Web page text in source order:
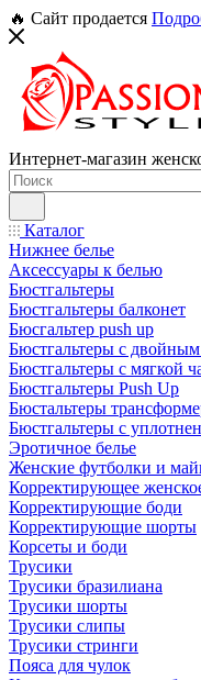
🔥 Сайт продается
Интернет-магазин
Каталог
Нижнее белье
Аксессуары к белью
Бюстгальтеры
Бюстгальтеры балконет
Бюсгальтер push up
Бюстгальтеры с
Бюстгальтеры с мягкой
Бюстгальтеры Push Up
Бюстальтеры
Бюстгальтеры с
Эротичное белье
Женские футболки и
Корректирующее
Корректирующие боди
Корректирующие шорты
Корсеты и боди
Трусики
Трусики бразилиана
Трусики шорты
Трусики слипы
Трусики стринги
Пояса для чулок